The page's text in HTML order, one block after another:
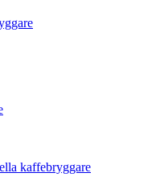
kaffebryggare